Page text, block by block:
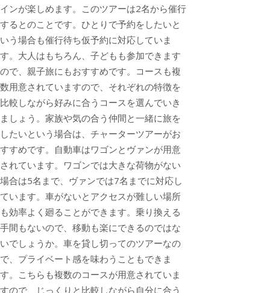
インが楽しめます。このツアーは2名から催行
するとのことです。ひとりで予約をしたいと
いう場合も催行待ち仮予約に対応していま
す。大人はもちろん、子どもも参加できます
ので、親子旅にもおすすめです。コースも複
数用意されていますので、それぞれの特徴を
比較しながら好みに合うコースを選んでいき
ましょう。家族や気の合う仲間と一緒に旅を
したいという場合は、チャーターツアーがお
すすめです。自動車はワゴンとヴァンが用意
されています。ワゴンでは大きな荷物がない
場合は5名まで、ヴァンでは7名までに対応し
ています。車がないとアクセスが難しい場所
も効率よく廻ることができます。乗り換える
手間もないので、移動も楽にできるのではな
いでしょうか。車を貸し切ってのツアーなの
で、プライベート感を味わうこともできま
す。こちらも複数のコースが用意されていま
すので、じっくりと比較しながら自分に合う